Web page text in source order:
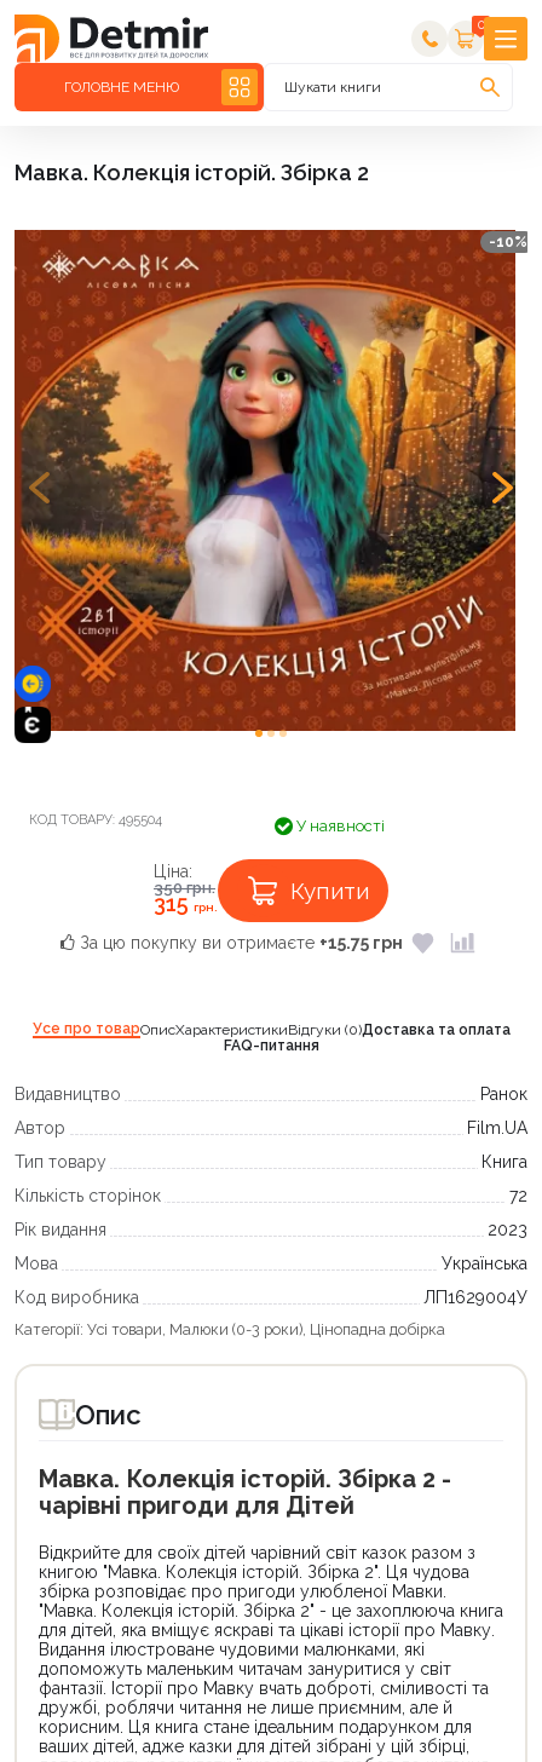
0
ГОЛОВНЕ МЕНЮ Шукати книги
Мавка. Колекція історій. Збірка 2
-10%
КОД ТОВАРУ: 495504 У наявності
Ціна:
350грн.
315грн.
Купити
За цю покупку ви отримаєте +15.75 грн
Усе про товарОписХарактеристикиВідгуки (0)Доставка та оплата
FAQ-питання
Видавництво
Ранок
Автор
Film.UA
Тип товару
Книга
Кількість сторінок
72
Рік видання
2023
Мова
Українська
Код виробника
ЛП1629004У
Категорії: Усі товари, Малюки (0-3 роки), Цінопадна добірка
Опис
Мавка. Колекція історій. Збірка 2 -
чарівні пригоди для Дітей
Відкрийте для своїх дітей чарівний світ казок разом з
книгою "Мавка. Колекція історій. Збірка 2". Ця чудова
збірка розповідає про пригоди улюбленої Мавки.
"Мавка. Колекція історій. Збірка 2" - це захоплююча книга
для дітей, яка вміщує яскраві та цікаві історії про Мавку.
Видання ілюстроване чудовими малюнками, які
допоможуть маленьким читачам зануритися у світ
фантазії. Історії про Мавку вчать доброті, сміливості та
дружбі, роблячи читання не лише приємним, але й
корисним. Ця книга стане ідеальним подарунком для
ваших дітей, адже казки для дітей зібрані у цій збірці,